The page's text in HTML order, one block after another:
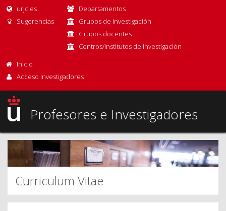
urjc.es
Sugerencias
Departamentos
Grupos de investigación
Grupos docentes
Centros/Institutos de Investigación
Inicio
Acceso Investigadores
Profesores e Investigadores
Curriculum Vitae